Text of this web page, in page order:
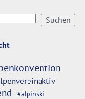
#alpinski